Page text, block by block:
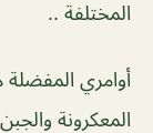
المختلفة ..
أوامري
المعكرونة